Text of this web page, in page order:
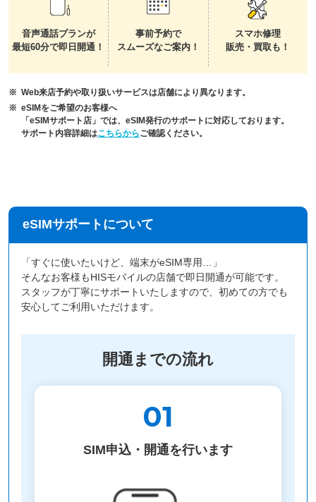
音声通話プランが
最短60分で即日開通！
事前予約で
スムーズなご案内！
スマホ修理
販売・買取も！
Web来店予約や取り扱いサービスは店舗により異なります。
eSIMをご希望のお客様へ
「eSIMサポート店」では、eSIM発行のサポートに対応しております。
サポート内容詳細はこちらからご確認ください。
eSIMサポートについて
「すぐに使いたいけど、端末がeSIM専用…」
そんなお客様もHISモバイルの店舗で即日開通が可能です。
スタッフが丁寧にサポートいたしますので、初めての方でも
安心してご利用いただけます。
開通までの流れ
01
SIM申込・開通を行います